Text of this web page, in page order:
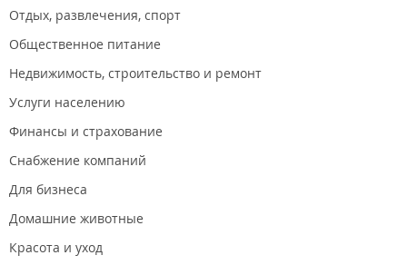
Отдых, развлечения, спорт
Общественное питание
Недвижимость, строительство и ремонт
Услуги населению
Финансы и страхование
Снабжение компаний
Для бизнеса
Домашние животные
Красота и уход